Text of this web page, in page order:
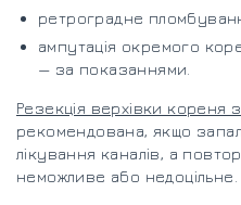
ретроградне
ампутація окремого
— за показаннями.
Резекція верхівки кореня
рекомендована, якщо
лікування каналів, а
неможливе або недоцільне.